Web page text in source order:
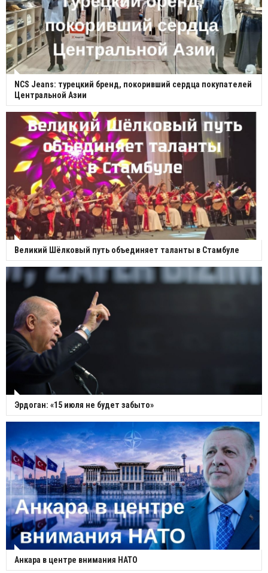
NCS Jeans: турецкий бренд, покоривший сердца покупателей
Центральной Азии
Великий Шёлковый путь объединяет таланты в Стамбуле
Эрдоган: «15 июля не будет забыто»
Анкара в центре внимания НАТО